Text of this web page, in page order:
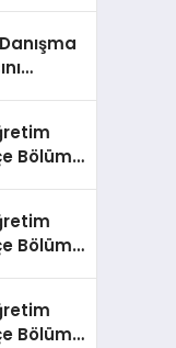
Bölümü
Bölümü
Bölümü